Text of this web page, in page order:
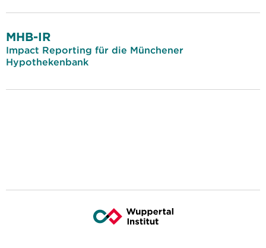
MHB-IR
Impact Reporting für die Münchener
Hypothekenbank